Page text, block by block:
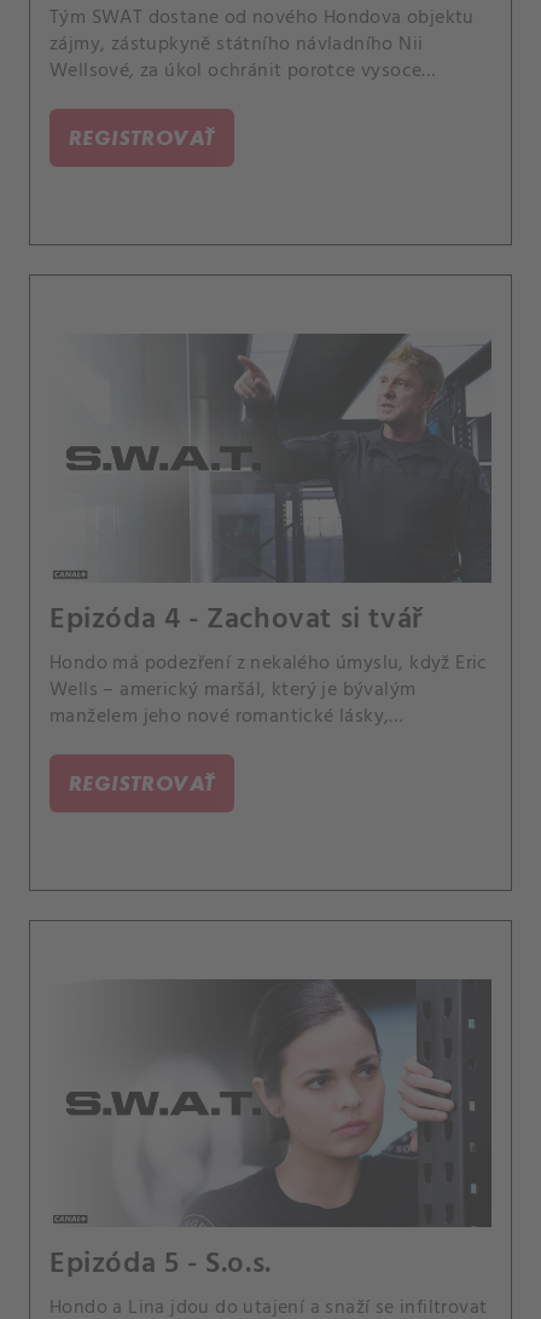
Tým SWAT dostane od nového Hondova objektu
zájmy, zástupkyně státního návladního Nii
Wellsové, za úkol ochránit porotce vysoce
organizovaný zločin spadeno pomocí bomb.
REGISTROVAŤ
Epizóda 4 - Zachovat si tvář
Hondo má podezření z nekalého úmyslu, když Eric
Wells – americký maršál, který je bývalým
manželem jeho nové romantické lásky,
požádá tým SWAT, aby mu pomohli zadržet
uprchlíka, který vykrádá zásilky zboží. Také
Jessica je nucena na oddělení provést rozpočtové
REGISTROVAŤ
Epizóda 5 - S.o.s.
Hondo a Lina jdou do utajení a snaží se infiltrovat